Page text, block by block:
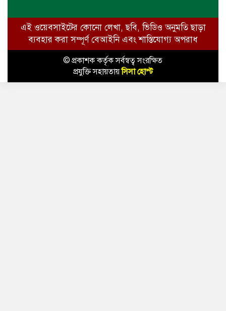
এই ওয়েবসাইটের কোনো লেখা, ছবি, ভিডিও অনুমতি ছাড়া
ব্যবহার করা সম্পূর্ণ বেআইনি এবং শাস্তিযোগ্য অপরাধ
© প্রকাশক কর্তৃক সর্বস্বত্ব সংরক্ষিত
প্রযুক্তি সহায়তায়সিসা হোস্ট